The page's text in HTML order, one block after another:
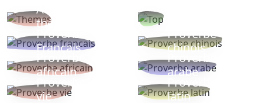
Autres
thèmes
Proverbe
Français
Proverbe
chinois
Proverbe
africain
Proverbe
arabe
Proverbe
vie
Proverbe
latin